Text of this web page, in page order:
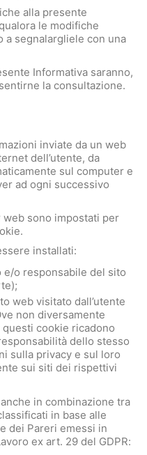
alla presente
le modifiche
segnalargliele con una
Informativa saranno,
la consultazione.
inviate da un web
dell’utente, da
sul computer e
ad ogni successivo
sono impostati per
installati:
o responsabile del sito
web visitato dall’utente
non diversamente
cookie ricadono
dello stesso
sulla privacy e sul loro
sui siti dei rispettivi
in combinazione tra
in base alle
dei Pareri emessi in
ex art. 29 del GDPR: